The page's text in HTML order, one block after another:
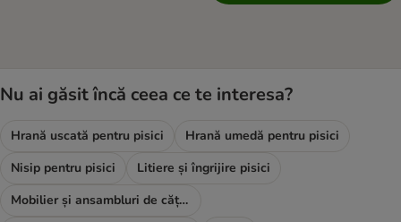
Nu ai găsit încă ceea ce te interesa?
Hrană uscată pentru pisici
Hrană umedă pentru pisici
Nisip pentru pisici
Litiere și îngrijire pisici
Mobilier și ansambluri de cățărat